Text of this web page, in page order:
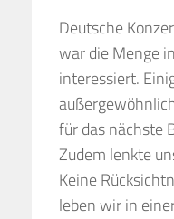
Deutsche
war die Menge
interessiert.
für das nächste
Zudem lenkte
Keine
leben wir in